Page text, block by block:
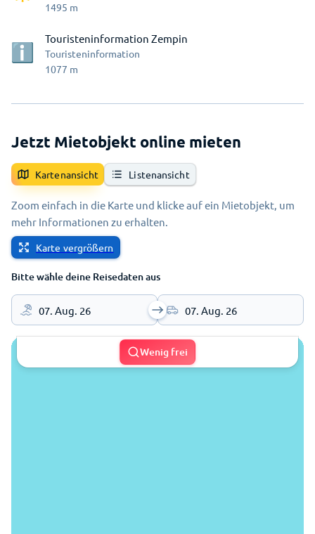
1495 m
Touristeninformation Zempin
Touristeninformation
1077 m
Jetzt Mietobjekt online mieten
Kartenansicht Listenansicht
Zoom einfach in die Karte und klicke auf ein Mietobjekt, um
mehr Informationen zu erhalten.
Karte vergrößern
Bitte wähle deine Reisedaten aus
07. Aug. 26 07. Aug. 26
Wenig frei